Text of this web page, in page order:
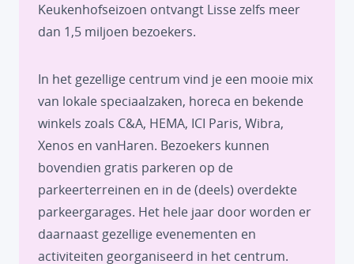
Keukenhofseizoen ontvangt Lisse zelfs meer
dan 1,5 miljoen bezoekers.
In het gezellige centrum vind je een mooie mix
van lokale speciaalzaken, horeca en bekende
winkels zoals C&A, HEMA, ICI Paris, Wibra,
Xenos en vanHaren. Bezoekers kunnen
bovendien gratis parkeren op de
parkeerterreinen en in de (deels) overdekte
parkeergarages. Het hele jaar door worden er
daarnaast gezellige evenementen en
activiteiten georganiseerd in het centrum.